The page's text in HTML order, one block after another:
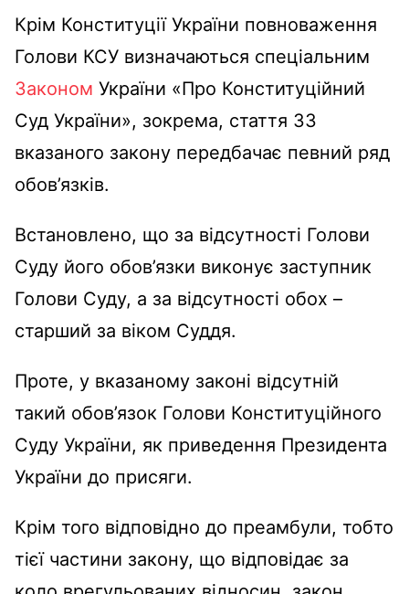
Крім Конституції України повноваження
Голови КСУ визначаються спеціальним
Законом України «Про Конституційний
Суд України», зокрема, стаття 33
вказаного закону передбачає певний ряд
обов’язків.
Встановлено, що за відсутності Голови
Суду його обов’язки виконує заступник
Голови Суду, а за відсутності обох –
старший за віком Суддя.
Проте, у вказаному законі відсутній
такий обов’язок Голови Конституційного
Суду України, як приведення Президента
України до присяги.
Крім того відповідно до преамбули, тобто
тієї частини закону, що відповідає за